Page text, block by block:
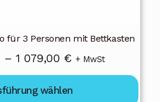
für 3 Personen mit Bettkasten
– 1 079,00 €Preisspanne:
789,00 €
bis
+ MwSt
wählen